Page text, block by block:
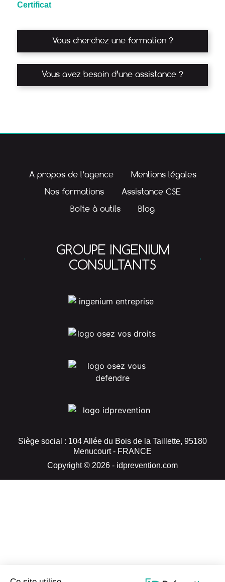
Certificat
Vous cherchez une formation ?
Vous avez besoin d’une assistance ?
A propos de l’agence
Mentions légales
Nos formations
Assistance CSE
Boîte à outils
Blog
GROUPE INGENIUM
CONSULTANTS
Siège social : 104 Allée du Bois de la Taillette, 95180
Menucourt - FRANCE
Copyright © 2026 - idprevention.com